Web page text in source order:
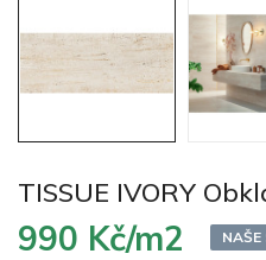
TISSUE IVORY
990 Kč/m2